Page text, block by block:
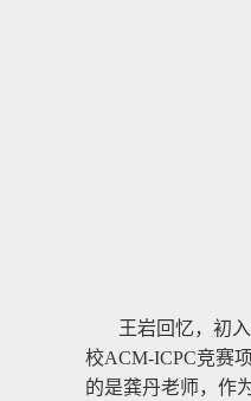
王岩回忆，初
校ACM-ICPC竞赛
的是龚丹老师，作